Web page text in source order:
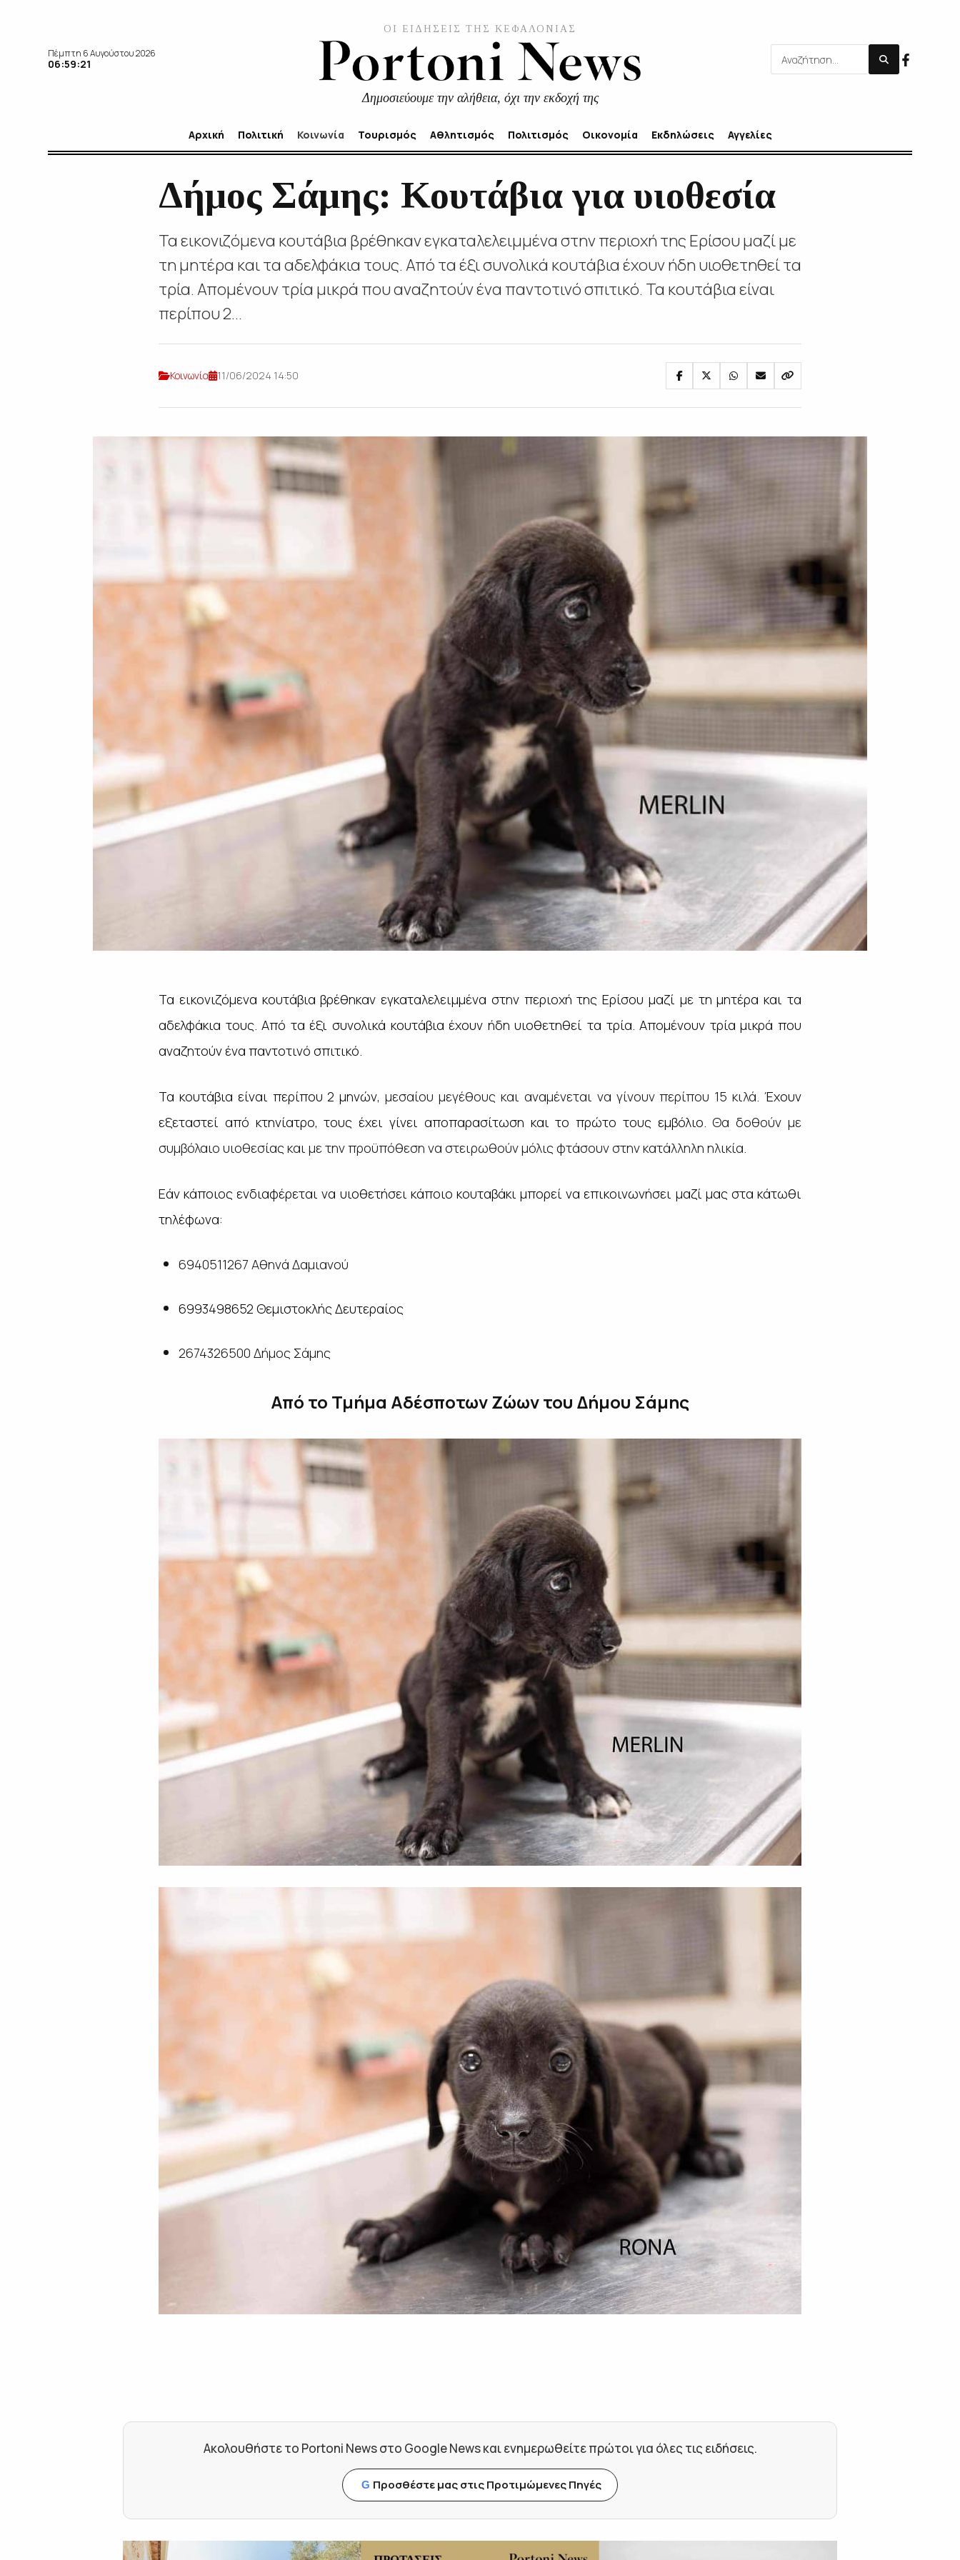
Πέμπτη 6 Αυγούστου 2026
06:59:22
ΟΙ ΕΙΔΗΣΕΙΣ ΤΗΣ ΚΕΦΑΛΟΝΙΑΣ
Δημοσιεύουμε την αλήθεια, όχι την εκδοχή της
Αρχική Πολιτική Κοινωνία Τουρισμός Αθλητισμός Πολιτισμός Οικονομία Εκδηλώσεις Αγγελίες
Δήμος Σάμης: Κουτάβια για υιοθεσία
Τα εικονιζόμενα κουτάβια βρέθηκαν εγκαταλελειμμένα στην περιοχή της Ερίσου μαζί με
τη μητέρα και τα αδελφάκια τους. Από τα έξι συνολικά κουτάβια έχουν ήδη υιοθετηθεί τα
τρία. Απομένουν τρία μικρά που αναζητούν ένα παντοτινό σπιτικό. Τα κουτάβια είναι
περίπου 2...
Κοινωνία 11/06/2024 14:50
Τα εικονιζόμενα κουτάβια βρέθηκαν εγκαταλελειμμένα στην περιοχή της Ερίσου μαζί με τη μητέρα και τα
αδελφάκια τους. Από τα έξι συνολικά κουτάβια έχουν ήδη υιοθετηθεί τα τρία. Απομένουν τρία μικρά που
αναζητούν ένα παντοτινό σπιτικό.
Τα κουτάβια είναι περίπου 2 μηνών,μεσαίου μεγέθους και αναμένεται να γίνουν περίπου 15 κιλά. Έχουν
εξεταστεί από κτηνίατρο, τους έχει γίνει αποπαρασίτωση και το πρώτο τους εμβόλιο.Θα δοθούν με
συμβόλαιο υιοθεσίας και με την προϋπόθεση να στειρωθούν μόλις φτάσουν στην κατάλληλη ηλικία.
Εάν κάποιος ενδιαφέρεται να υιοθετήσει κάποιο κουταβάκι μπορεί να επικοινωνήσει μαζί μας στα κάτωθι
τηλέφωνα:
6940511267 Αθηνά Δαμιανού
6993498652 Θεμιστοκλής Δευτεραίος
2674326500 Δήμος Σάμης
Από το Τμήμα Αδέσποτων Ζώων του Δήμου Σάμης
Ακολουθήστε το Portoni News στο Google News και ενημερωθείτε πρώτοι για όλες τις ειδήσεις.
G Προσθέστε μας στις Προτιμώμενες Πηγές